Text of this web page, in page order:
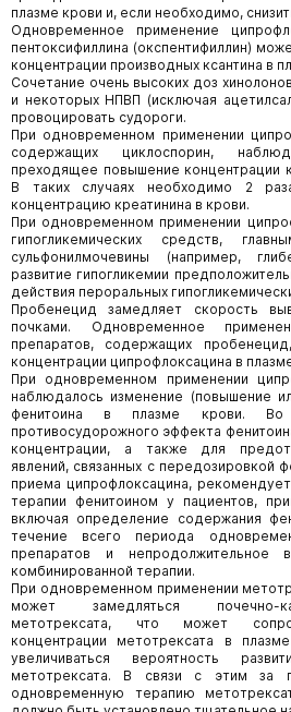
плазме крови и, если необходимо,
Одновременное применение
пентоксифиллина (окспентифиллин)
концентрации производных ксантина в
Сочетание очень высоких доз
и некоторых НПВП (исключая
провоцировать судороги.
При одновременном применении
содержащих циклоспорин,
преходящее повышение концентрации
В таких случаях необходимо 2
концентрацию креатинина в крови.
При одновременном применении
гипогликемических средств,
сульфонилмочевины (например,
развитие гипогликемии
действия пероральных
Пробенецид замедляет скорость
почками. Одновременное
препаратов, содержащих
концентрации ципрофлоксацина в
При одновременном применении
наблюдалось изменение (повышение
фенитоина в плазме крови. Во
противосудорожного эффекта
концентрации, а также для
явлений, связанных с передозировкой
приема ципрофлоксацина,
терапии фенитоином у пациентов,
включая определение содержания
течение всего периода
препаратов и непродолжительное
комбинированной терапии.
При одновременном применении
может замедляться почечно-
метотрексата, что может
концентрации метотрексата в
увеличиваться вероятность
метотрексата. В связи с этим за
одновременную терапию